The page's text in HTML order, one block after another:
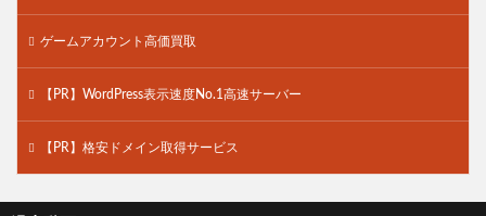
ゲームアカウント高価買取
【PR】WordPress表示速度No.1高速サーバー
【PR】格安ドメイン取得サービス